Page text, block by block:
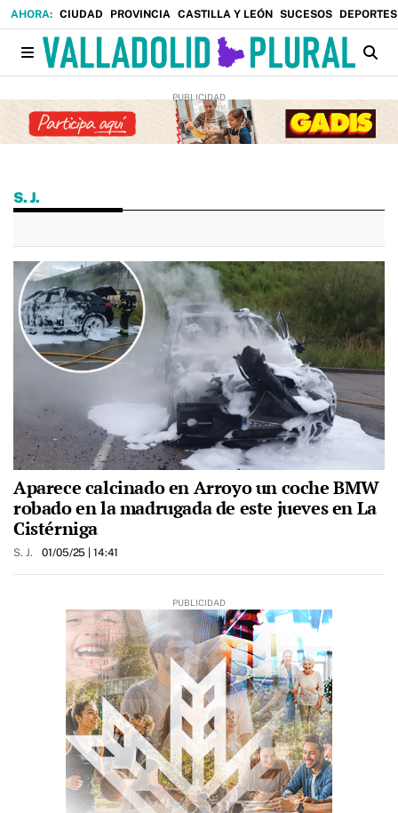
CIUDAD PROVINCIA CASTILLA Y LEÓN SUCESOS DEPORTES
S. J.
Aparece calcinado en Arroyo un coche BMW
robado en la madrugada de este jueves en La
Cistérniga
S. J. 01/05/25 | 14:41